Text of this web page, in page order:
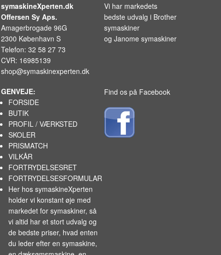
MASKIN TILBEHØR
SYTILBEHØR
KURSER
SCANNCUT
symaskineXperten.dk
Offersen Sy Aps.
Amagerbrogade 96G
2300 København S
Telefon: 32 58 27 73
CVR: 16985139
shop@symaskinexperten.dk
Vi har markedets
bedste udvalg i Brother
symaskiner
og Janome symaskiner
GENVEJE:
FORSIDE
BUTIK
PROFIL / VÆRKSTED
SKOLER
PRISMATCH
VILKÅR
FORTRYDELSESRET
FORTRYDELSESFORMULAR
Her hos symaskineXperten
holder vi konstant øje med
markedet forsymaskiner, så
vi altid har et stort udvalg og
de bedste priser, hvad enten
du leder efter en symaskine,
Find os på Facebook